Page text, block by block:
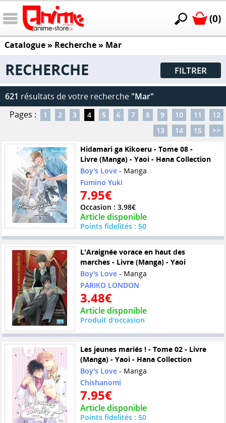
(0)
Catalogue» Recherche » Mar
RECHERCHE FILTRER
621 résultats de votre recherche "Mar"
Pages :
1 2 3 4 5 6 7 8 9 10 11
12
13
14 15
>>
Hidamari ga Kikoeru - Tome 08 -
Livre (Manga) - Yaoi - Hana Collection
Boy's Love- Manga
Fumino Yuki
7.95€
Occasion : 3.98€
Article disponible
Points fidelités : 50
L'Araignée vorace en haut des
marches - Livre (Manga) - Yaoi
Boy's Love- Manga
PARIKO LONDON
3.48€
Article disponible
Produit d'occasion
Les jeunes mariés ! - Tome 02 - Livre
(Manga) - Yaoi - Hana Collection
Boy's Love- Manga
Chishanomi
7.95€
Article disponible
Points fidelités : 50